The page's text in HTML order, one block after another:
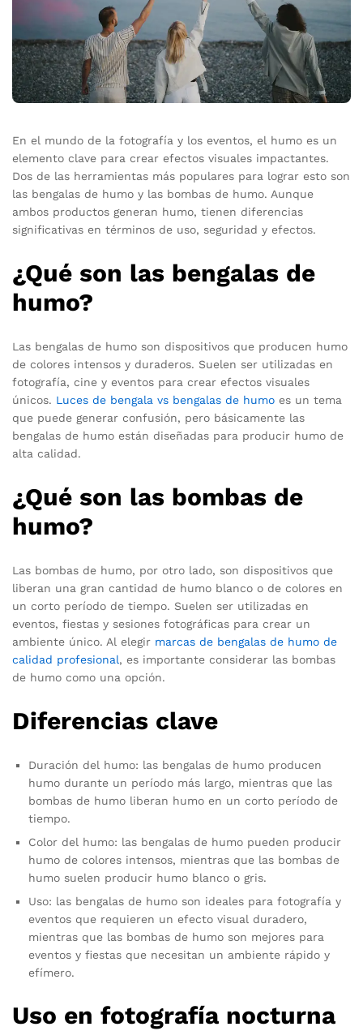
En el mundo de la fotografía y los eventos, el humo es un
elemento clave para crear efectos visuales impactantes.
Dos de las herramientas más populares para lograr esto son
las bengalas de humo y las bombas de humo. Aunque
ambos productos generan humo, tienen diferencias
significativas en términos de uso, seguridad y efectos.
¿Qué son las bengalas de
humo?
Las bengalas de humo son dispositivos que producen humo
de colores intensos y duraderos. Suelen ser utilizadas en
fotografía, cine y eventos para crear efectos visuales
únicos. Luces de bengala vs bengalas de humo es un tema
que puede generar confusión, pero básicamente las
bengalas de humo están diseñadas para producir humo de
alta calidad.
¿Qué son las bombas de
humo?
Las bombas de humo, por otro lado, son dispositivos que
liberan una gran cantidad de humo blanco o de colores en
un corto período de tiempo. Suelen ser utilizadas en
eventos, fiestas y sesiones fotográficas para crear un
ambiente único. Al elegir marcas de bengalas de humo de
calidad profesional, es importante considerar las bombas
de humo como una opción.
Diferencias clave
Duración del humo: las bengalas de humo producen
humo durante un período más largo, mientras que las
bombas de humo liberan humo en un corto período de
tiempo.
Color del humo: las bengalas de humo pueden producir
humo de colores intensos, mientras que las bombas de
humo suelen producir humo blanco o gris.
Uso: las bengalas de humo son ideales para fotografía y
eventos que requieren un efecto visual duradero,
mientras que las bombas de humo son mejores para
eventos y fiestas que necesitan un ambiente rápido y
efímero.
Uso en fotografía nocturna